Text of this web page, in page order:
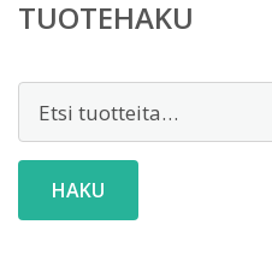
TUOTEHAKU
HAKU